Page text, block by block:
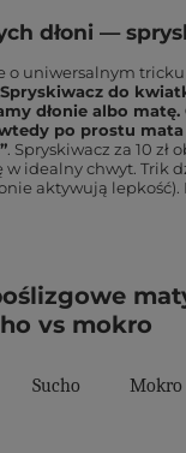
dłoni —
o uniwersalnym
do
dłonie albo matę.
po prostu mata
. Spryskiwacz za 10
idealny chwyt. Trik
aktywują lepkość).
vs mokro
Sucho Mokro